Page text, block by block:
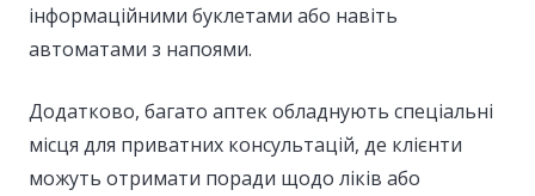
інформаційними буклетами або навіть
автоматами з напоями.
Додатково, багато аптек обладнують спеціальні
місця для приватних консультацій, де клієнти
можуть отримати поради щодо ліків або